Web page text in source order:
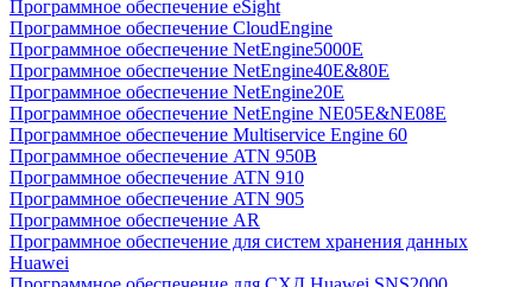
Программное обеспечение eSight
Программное обеспечение CloudEngine
Программное обеспечение NetEngine5000E
Программное обеспечение NetEngine40E&80E
Программное обеспечение NetEngine20E
Программное обеспечение NetEngine NE05E&NE08E
Программное обеспечение Multiservice Engine 60
Программное обеспечение ATN 950B
Программное обеспечение ATN 910
Программное обеспечение ATN 905
Программное обеспечение AR
Программное обеспечение для систем хранения данных
Huawei